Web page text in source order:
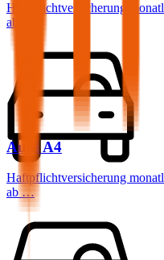
Haftpflichtversicherung
ab …
Audi A4
Haftpflichtversicherung
ab …